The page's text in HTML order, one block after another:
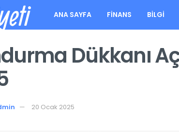
ANA SAYFA FINANS BILGI
Dükkanı
20 Ocak 2025